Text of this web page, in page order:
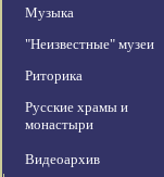
Музыка
"Неизвестные" музеи
Риторика
Русские храмы и
монастыри
Видеоархив